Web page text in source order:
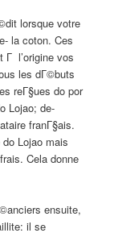
lorsque votre
la coton. Ces
Г l’origine vos
les dГ©buts
reГ§ues do por
Lojao; de-
franГ§ais.
Lojao mais
Cela donne
ensuite,
il se